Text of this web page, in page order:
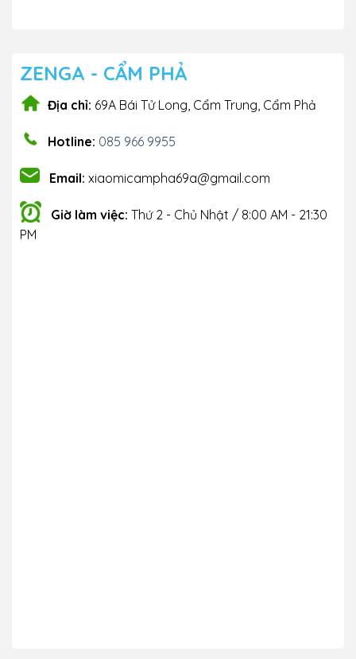
ZENGA - CẨM PHẢ
Địa chỉ: 69A Bái Tử Long, Cẩm Trung, Cẩm Phả
Hotline: 085 966 9955
Email: xiaomicampha69a@gmail.com
Giờ làm việc: Thứ 2 - Chủ Nhật / 8:00 AM - 21:30
PM